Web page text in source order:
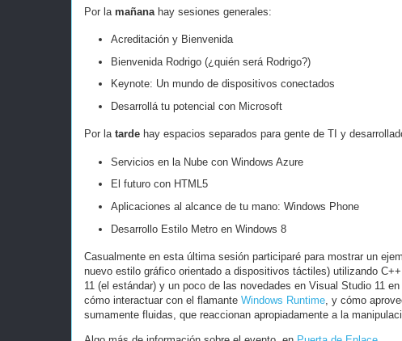
Por la mañana hay sesiones generales:
Acreditación y Bienvenida
Bienvenida Rodrigo (¿quién será Rodrigo?)
Keynote: Un mundo de dispositivos conectados
Desarrollá tu potencial con Microsoft
Por la tarde hay espacios separados para gente de TI y
Servicios en la Nube con Windows Azure
El futuro con HTML5
Aplicaciones al alcance de tu mano: Windows Phone
Desarrollo Estilo Metro en Windows 8
Casualmente en esta última sesión participaré para mostrar un
nuevo estilo gráfico orientado a dispositivos táctiles) utilizando
11 (el estándar) y un poco de las novedades en Visual Studio 11
cómo interactuar con el flamante Windows Runtime, y cómo
sumamente fluidas, que reaccionan apropiadamente a la